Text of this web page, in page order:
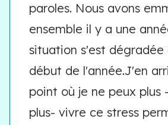
paroles. Nous avons
ensemble il y a une
situation s'est dégradée
début de l'année.J'en
point où je ne peux plus
plus- vivre ce stress